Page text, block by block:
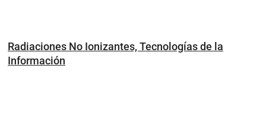
Radiaciones No Ionizantes, Tecnologías de la
Información